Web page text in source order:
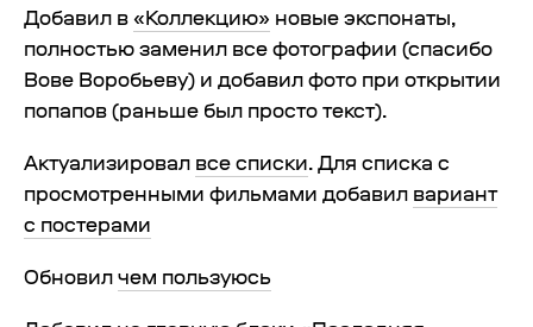
Добавил в«Коллекцию» новые экспонаты,
полностью заменил все фотографии (спасибо
Вове Воробьеву) и добавил фото при открытии
попапов (раньше был просто текст).
Актуализировал все списки. Для списка с
просмотренными фильмами добавил вариант
с постерами
Обновилчем пользуюсь